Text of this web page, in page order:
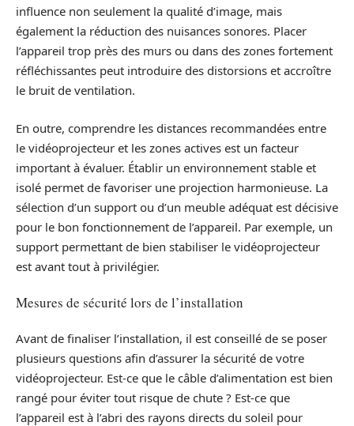
influence non seulement la qualité d’image, mais
également la réduction des nuisances sonores. Placer
l’appareil trop près des murs ou dans des zones fortement
réfléchissantes peut introduire des distorsions et accroître
le bruit de ventilation.
En outre, comprendre les distances recommandées entre
le vidéoprojecteur et les zones actives est un facteur
important à évaluer. Établir un environnement stable et
isolé permet de favoriser une projection harmonieuse. La
sélection d’un support ou d’un meuble adéquat est décisive
pour le bon fonctionnement de l’appareil. Par exemple, un
support permettant de bien stabiliser le vidéoprojecteur
est avant tout à privilégier.
Mesures de sécurité lors de l’installation
Avant de finaliser l’installation, il est conseillé de se poser
plusieurs questions afin d’assurer la sécurité de votre
vidéoprojecteur. Est-ce que le câble d’alimentation est bien
rangé pour éviter tout risque de chute ? Est-ce que
l’appareil est à l’abri des rayons directs du soleil pour